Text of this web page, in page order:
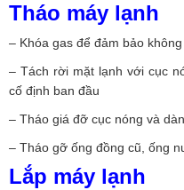
Tháo máy lạnh
– Khóa gas để đảm bảo
– Tách rời mặt lạnh với cục
cố định ban đầu
– Tháo giá đỡ cục nóng và
– Tháo gỡ ống đồng cũ, ống
Lắp máy lạnh